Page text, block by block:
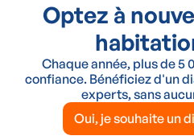
Optez à
Chaque année, plus de 5
confiance. Bénéficiez d'un
experts, sans
Oui, je souhaite un